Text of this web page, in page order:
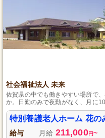
社会福祉法人 未来
佐賀県の中でも働きやすい場所で
か。日勤のみで夜勤がなく、月に
ランスが取りやすいです。また、
休・育休の取得実績もあり、あな
ートします。
特別養護老人ホーム 花の
給与 月給 211,000円~